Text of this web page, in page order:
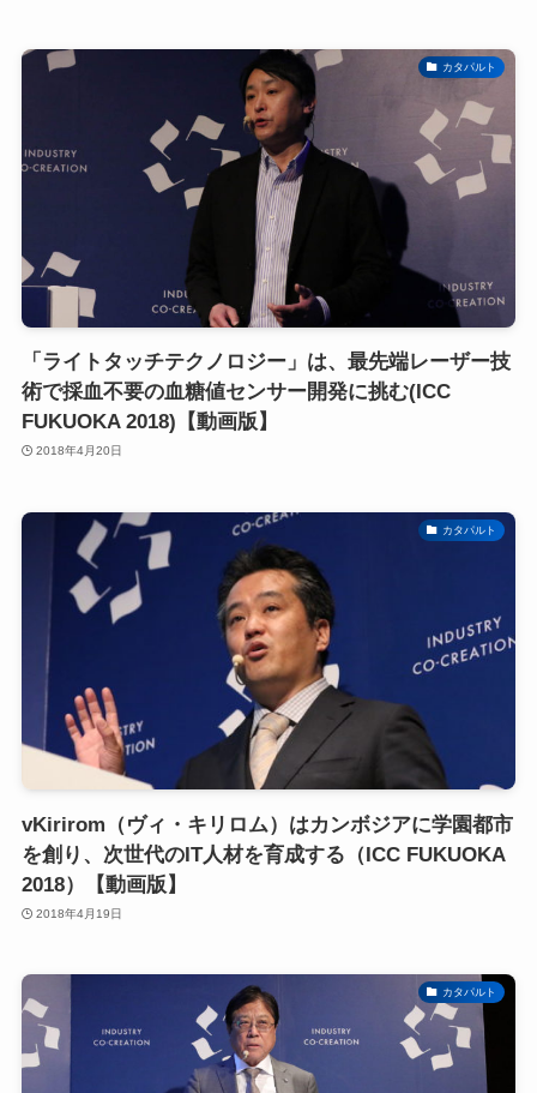
カタパルト
「ライトタッチテクノロジー」は、最先端レーザー技
術で採血不要の血糖値センサー開発に挑む(ICC
FUKUOKA 2018)【動画版】
2018年4月20日
カタパルト
vKirirom（ヴィ・キリロム）はカンボジアに学園都市
を創り、次世代のIT人材を育成する（ICC FUKUOKA
2018）【動画版】
2018年4月19日
カタパルト